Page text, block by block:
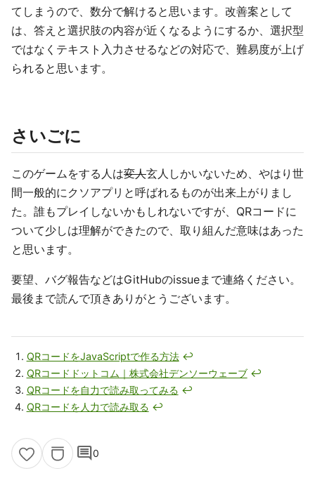
てしまうので、数分で解けると思います。改善案として
は、答えと選択肢の内容が近くなるようにするか、選択型
ではなくテキスト入力させるなどの対応で、難易度が上げ
られると思います。
さいごに
このゲームをする人は変人玄人しかいないため、やはり世
間一般的にクソアプリと呼ばれるものが出来上がりまし
た。誰もプレイしないかもしれないですが、QRコードに
ついて少しは理解ができたので、取り組んだ意味はあった
と思います。
要望、バグ報告などはGitHubのissueまで連絡ください。
最後まで読んで頂きありがとうございます。
QRコードをJavaScriptで作る方法 ↩
QRコードドットコム｜株式会社デンソーウェーブ ↩
QRコードを自力で読み取ってみる ↩
QRコードを人力で読み取る ↩
comment0